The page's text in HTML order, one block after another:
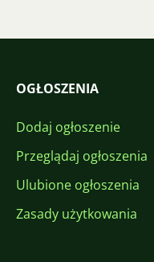
OGŁOSZENIA
Dodaj ogłoszenie
Przeglądaj ogłoszenia
Ulubione ogłoszenia
Zasady użytkowania